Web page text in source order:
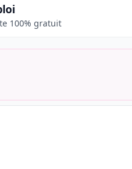
100% gratuit